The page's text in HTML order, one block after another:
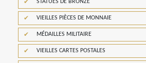
STATUES DE BRONZE
VIEILLES PIÈCES DE MONNAIE
MÉDAILLES MILITAIRE
VIEILLES CARTES POSTALES